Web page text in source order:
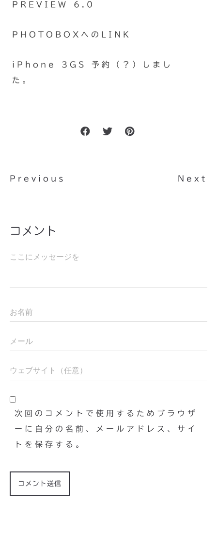
PREVIEW 6.0
PHOTOBOXへのLINK
iPhone 3GS 予約（？）しまし
た。
Previous Next
コメント
次回のコメントで使用するためブラウザ
ーに自分の名前、メールアドレス、サイ
トを保存する。